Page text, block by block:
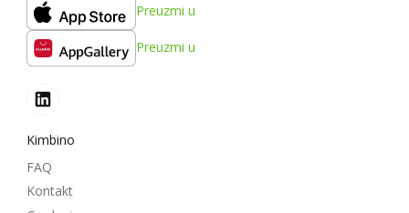
Preuzmi u
Preuzmi u
Kimbino
FAQ
Kontakt